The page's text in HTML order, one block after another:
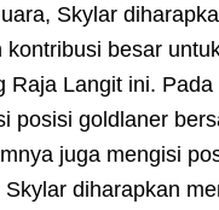
Skylar
kontribusi besar
Raja Langit ini.
posisi goldlaner
juga mengisi
Skylar diharapkan